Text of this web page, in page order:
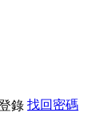
錄 找回密碼